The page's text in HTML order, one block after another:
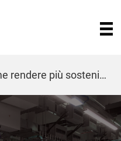
» Approfondimenti » Come rendere più sostenibile un supercomputer